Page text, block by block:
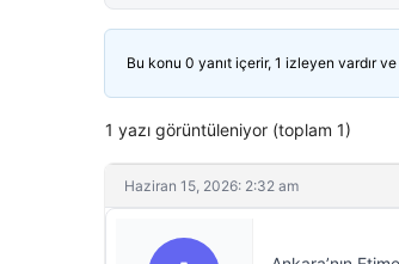
Bu konu 0 yanıt içerir, 1 izleyen vardır
1 yazı görüntüleniyor (toplam 1)
Haziran 15, 2026: 2:32 am